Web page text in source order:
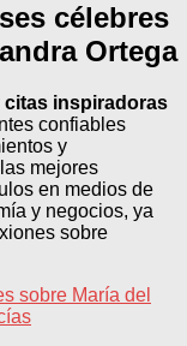
célebres
Ortega
citas inspiradoras
confiables
y
mejores
en medios de
y negocios, ya
sobre
sobre María del